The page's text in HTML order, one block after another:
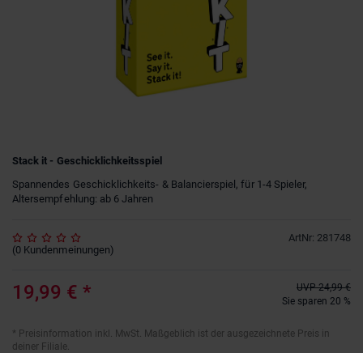
Stack it - Geschicklichkeitsspiel
Spannendes Geschicklichkeits- & Balancierspiel, für 1-4 Spieler,
Altersempfehlung: ab 6 Jahren
ArtNr: 281748
(0 Kundenmeinungen)
19,99 € * UVP 24,99 €
Sie sparen 20 %
* Preisinformation inkl. MwSt. Maßgeblich ist der ausgezeichnete Preis in
deiner Filiale.